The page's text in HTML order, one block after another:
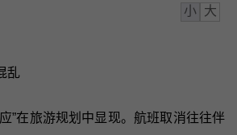
小 大
乱
”在旅游规划中显现。航班取消往往伴